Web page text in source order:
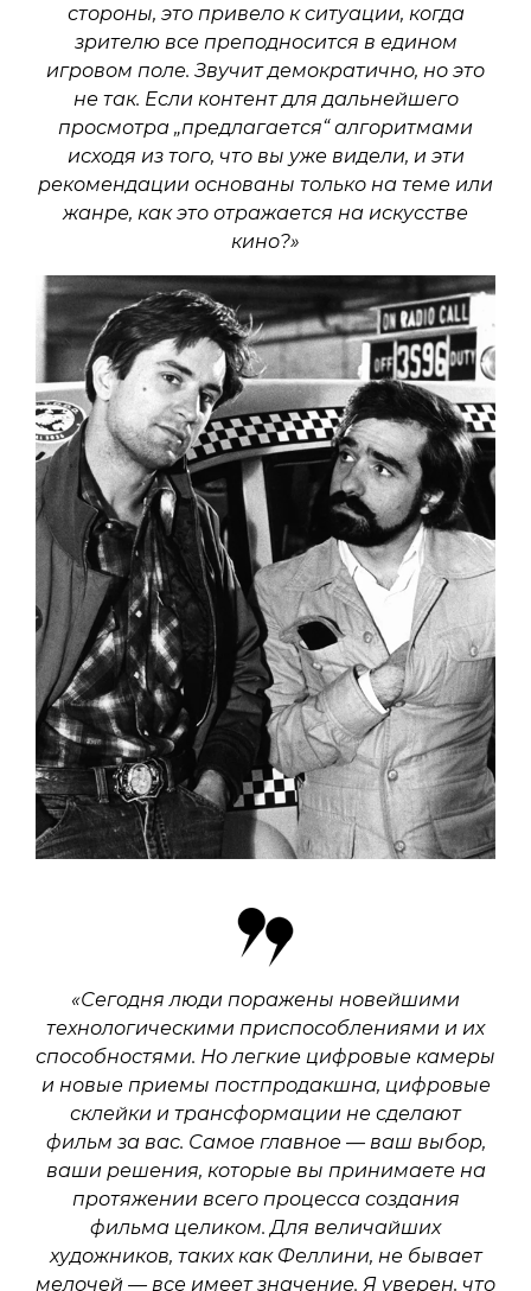
стороны, это привело к ситуации, когда
зрителю все преподносится в едином
игровом поле. Звучит демократично, но это
не так. Если контент для дальнейшего
просмотра „предлагается“ алгоритмами
исходя из того, что вы уже видели, и эти
рекомендации основаны только на теме или
жанре, как это отражается на искусстве
кино?»
«Сегодня люди поражены новейшими
технологическими приспособлениями и их
способностями. Но легкие цифровые камеры
и новые приемы постпродакшна, цифровые
склейки и трансформации не сделают
фильм за вас. Самое главное — ваш выбор,
ваши решения, которые вы принимаете на
протяжении всего процесса создания
фильма целиком. Для величайших
художников, таких как Феллини, не бывает
мелочей — все имеет значение. Я уверен, что